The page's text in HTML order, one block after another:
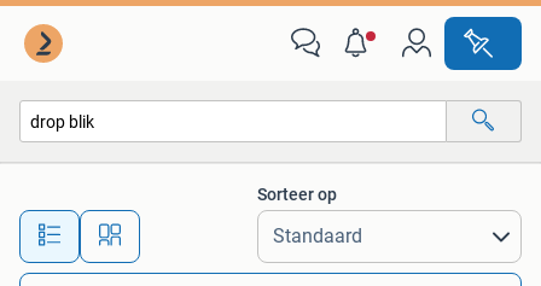
Alle afstanden…
Sorteer op